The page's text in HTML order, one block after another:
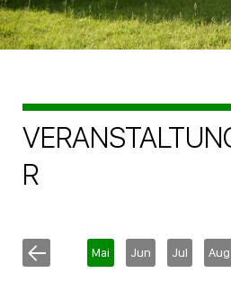
R
Mai Jun Jul Aug